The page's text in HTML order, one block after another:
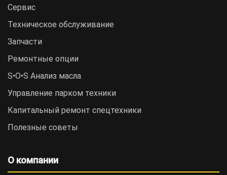
Сервис
Техническое обслуживание
Запчасти
Ремонтные опции
S•O•S Анализ масла
Управление парком техники
Капитальный ремонт спецтехники
Полезные советы
О компании